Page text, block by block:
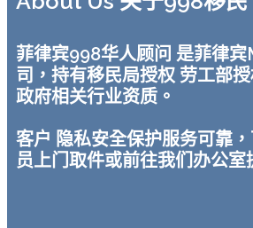
菲律宾998华人顾问 是菲律
司，持有移民局授权 劳工部
政府相关行业资质。
客户 隐私安全保护服务可靠
员上门取件或前往我们办公室